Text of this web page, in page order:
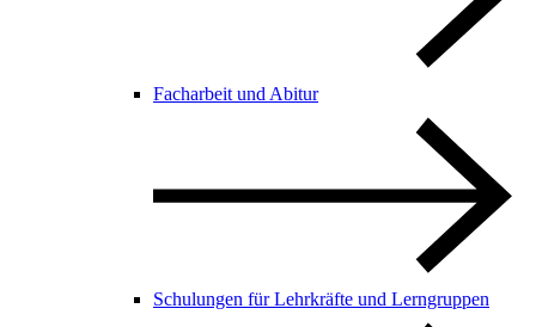
Facharbeit und Abitur
Schulungen für Lehrkräfte und Lerngruppen